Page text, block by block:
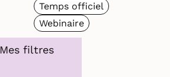
Temps officiel
Webinaire
Mes filtres